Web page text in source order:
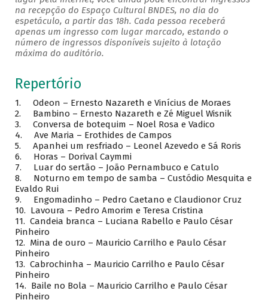
na recepção do Espaço Cultural BNDES, no dia do
espetáculo, a partir das 18h. Cada pessoa receberá
apenas um ingresso com lugar marcado, estando o
número de ingressos disponíveis sujeito à lotação
máxima do auditório.
Repertório
1. Odeon – Ernesto Nazareth e Vinícius de Moraes
2. Bambino – Ernesto Nazareth e Zé Miguel Wisnik
3. Conversa de botequim – Noel Rosa e Vadico
4. Ave Maria – Erothides de Campos
5. Apanhei um resfriado – Leonel Azevedo e Sá Roris
6. Horas – Dorival Caymmi
7. Luar do sertão – João Pernambuco e Catulo
8. Noturno em tempo de samba – Custódio Mesquita e
Evaldo Rui
9. Engomadinho – Pedro Caetano e Claudionor Cruz
10. Lavoura – Pedro Amorim e Teresa Cristina
11. Candeia branca – Luciana Rabello e Paulo César
Pinheiro
12. Mina de ouro – Mauricio Carrilho e Paulo César
Pinheiro
13. Cabrochinha – Mauricio Carrilho e Paulo César
Pinheiro
14. Baile no Bola – Mauricio Carrilho e Paulo César
Pinheiro